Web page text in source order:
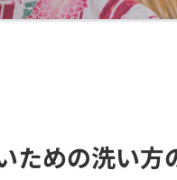
ための洗い方